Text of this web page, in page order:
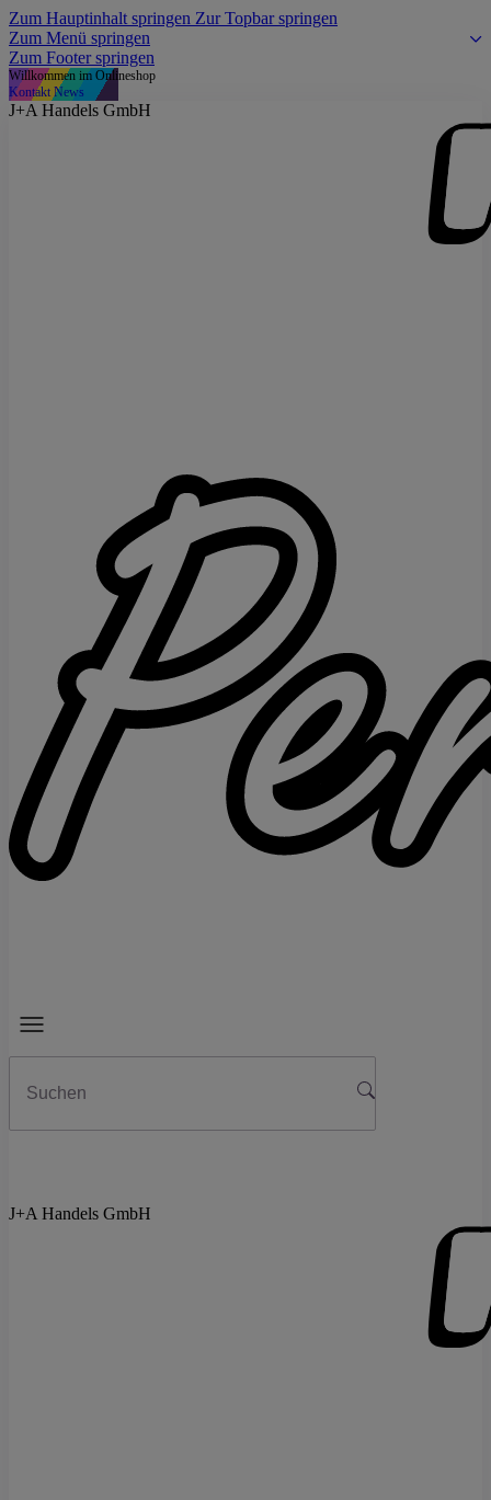
Zum Hauptinhalt springen Zur Topbar springen
Zum Menü springen
Zum Footer springen
Willkommen im Onlineshop
Kontakt News
J+A Handels GmbH
J+A Handels GmbH